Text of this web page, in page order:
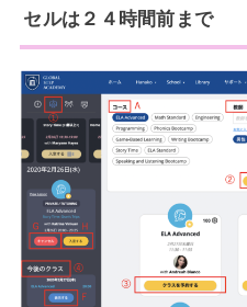
セルは２４時間前まで